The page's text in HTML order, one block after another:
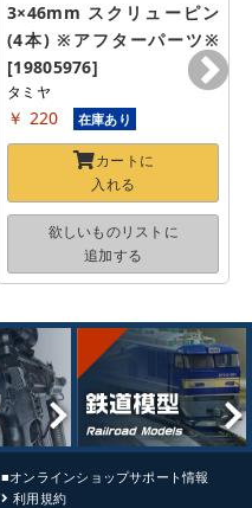
3×46mm スクリューピン
(4本) ※アフターパーツ※
[19805976]
タミヤ
￥ 220 在庫あり
カートに
入れる
欲しいものリストに
追加する
■オンラインショップサポート情報
利用規約